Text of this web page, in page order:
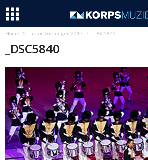
Home Taptoe Groningen 2017 _DSC5840
_DSC5840